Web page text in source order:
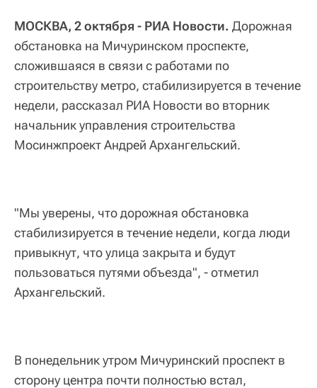
МОСКВА, 2 октября - РИА Новости. Дорожная
обстановка на Мичуринском проспекте,
сложившаяся в связи с работами по
строительству метро, стабилизируется в течение
недели, рассказал РИА Новости во вторник
начальник управления строительства
Мосинжпроект Андрей Архангельский.
"Мы уверены, что дорожная обстановка
стабилизируется в течение недели, когда люди
привыкнут, что улица закрыта и будут
пользоваться путями объезда", - отметил
Архангельский.
В понедельник утром Мичуринский проспект в
сторону центра почти полностью встал,